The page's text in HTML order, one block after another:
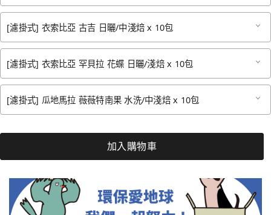
[濾掛式] 衣索比亞 古吉 日曬/中淺焙 x 10包
[濾掛式] 衣索比亞 罕貝拉 花蝶 日曬/淺焙 x 10包
[濾掛式] 瓜地馬拉 薇薇特南果 水洗/中淺焙 x 10包
加入購物車